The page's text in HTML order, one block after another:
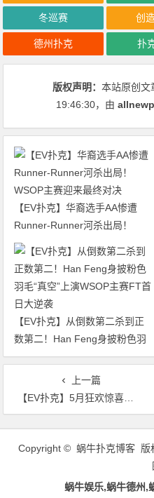
冬巡赛 创
德州扑克 扑
版权声明：本站原创文
19:46:30，由
【EV扑克】华裔选手AA惨遭
Runner-Runner河杀出局！
WSOP主赛迎来最终对决
【EV扑克】从倒数第二杀到正
数第二！Han Feng身披粉色羽
毛“真空”上演WSOP主赛FT首日
上一篇
【EV扑克】5月狂欢惊喜，史无前例促销活动来袭
文
Copyright © 蜗牛扑克博客 版
蜗牛娱乐,蜗牛德州,